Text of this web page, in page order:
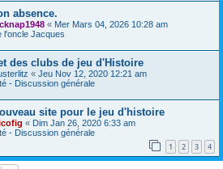
absence.
« Mer Mars 04, 2026 10:28 am
l'oncle Jacques
des clubs de jeu d'Histoire
« Jeu Nov 12, 2020 12:21 am
- Discussion générale
site pour le jeu d'histoire
« Dim Jan 26, 2020 6:33 am
- Discussion générale
1 2 3 4